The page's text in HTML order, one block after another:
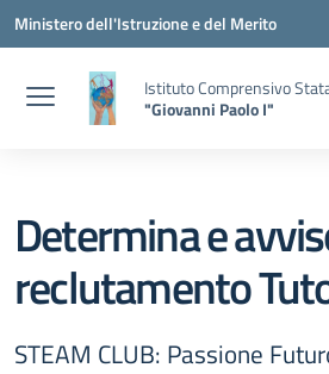
Vai ai contenuti
Vai al menu di navigazione
Vai al footer
Ministero dell'Istruzione e del Merito
Istituto Comprensivo
"Giovanni Paolo I"
Determina e
reclutamento
STEAM CLUB: Passione